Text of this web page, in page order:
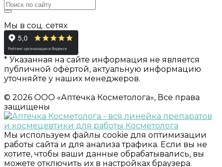
Мы в соц. сетях
* Указанная на сайте информация не является
публичной офёртой, актуальную информацию
уточняйте у наших менеджеров.
© 2026 ООО «Аптечка Косметолога», Все права
защищены
Мы используем файлы cookie для оптимизации
работы сайта и для анализа трафика. Если вы не
хотите, чтобы ваши данные обрабатывались, вы
можете отключить их в настройках браузера.